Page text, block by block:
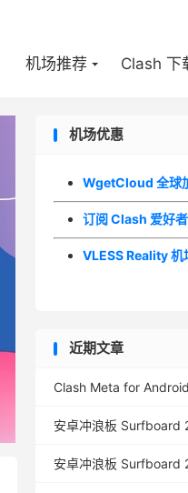
机场推荐 Clash 下
机场优惠
WgetCloud 全球
订阅 Clash 爱好
VLESS Reality 机
近期文章
Clash Meta for
安卓冲浪板 Surfboard
安卓冲浪板 Surfboard